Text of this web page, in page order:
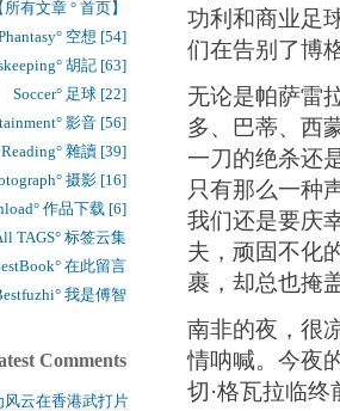
功利和商业足
们在告别了博
无论是帕萨雷
多、巴蒂、西
一刀的绝杀还
只有那么一种
我们还是要庆
夫，顽固不化
裹，却总也掩
南非的夜，很
情呐喊。今夜
切·格瓦拉临
【所有文章 ° 首页】
空想 [54]
胡記 [63]
Soccer° 足球 [22]
影音 [56]
Reading° 雜讀 [39]
摄影 [16]
作品下载 [6]
TAGS° 标签云集
在此留言
我是傅智
Comments
风云在香港武打片